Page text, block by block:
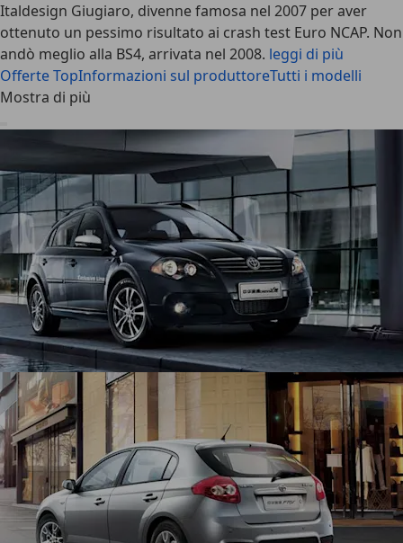
Italdesign Giugiaro, divenne famosa nel 2007 per aver
ottenuto un pessimo risultato ai crash test Euro NCAP. Non
andò meglio alla BS4, arrivata nel 2008. leggi di più
Offerte TopInformazioni sul produttoreTutti i modelli
Mostra di più